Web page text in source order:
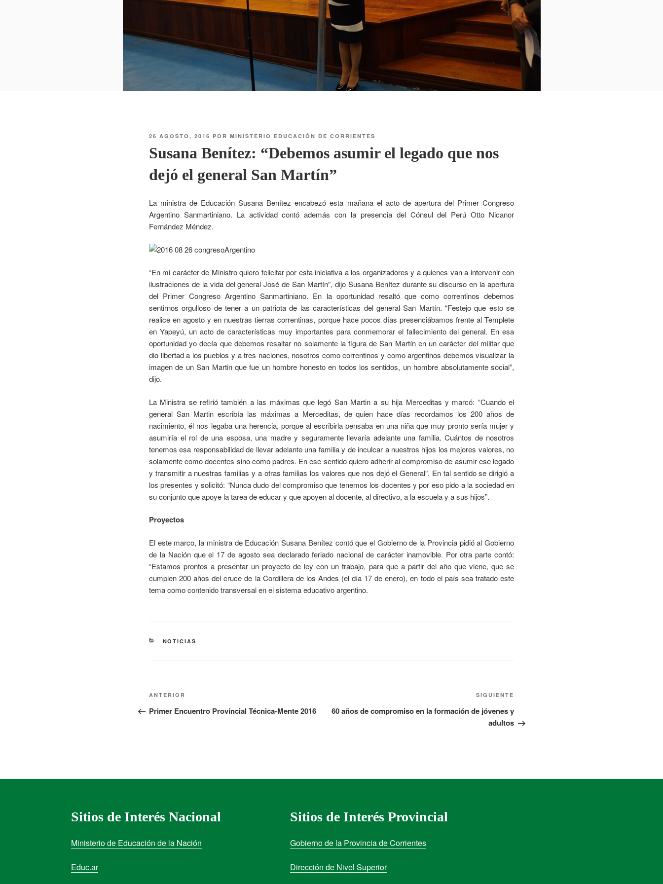
26 AGOSTO, 2016 POR MINISTERIO EDUCACIÓN DE CORRIENTES
Susana Benítez: “Debemos asumir el legado que nos
dejó el general San Martín”
La ministra de Educación Susana Benítez encabezó esta mañana el acto de apertura del Primer Congreso
Argentino Sanmartiniano. La actividad contó además con la presencia del Cónsul del Perú Otto Nicanor
Fernández Méndez.
“En mi carácter de Ministro quiero felicitar por esta iniciativa a los organizadores y a quienes van a intervenir con
ilustraciones de la vida del general José de San Martín”, dijo Susana Benítez durante su discurso en la apertura
del Primer Congreso Argentino Sanmartiniano. En la oportunidad resaltó que como correntinos debemos
sentirnos orgulloso de tener a un patriota de las características del general San Martín. “Festejo que esto se
realice en agosto y en nuestras tierras correntinas, porque hace pocos días presenciábamos frente al Templete
en Yapeyú, un acto de características muy importantes para conmemorar el fallecimiento del general. En esa
oportunidad yo decía que debemos resaltar no solamente la figura de San Martín en un carácter del militar que
dio libertad a los pueblos y a tres naciones, nosotros como correntinos y como argentinos debemos visualizar la
imagen de un San Martin que fue un hombre honesto en todos los sentidos, un hombre absolutamente social”,
dijo.
La Ministra se refirió también a las máximas que legó San Martin a su hija Merceditas y marcó: “Cuando el
general San Martin escribía las máximas a Merceditas, de quien hace días recordamos los 200 años de
nacimiento, él nos legaba una herencia, porque al escribirla pensaba en una niña que muy pronto sería mujer y
asumiría el rol de una esposa, una madre y seguramente llevaría adelante una familia. Cuántos de nosotros
tenemos esa responsabilidad de llevar adelante una familia y de inculcar a nuestros hijos los mejores valores, no
solamente como docentes sino como padres. En ese sentido quiero adherir al compromiso de asumir ese legado
y transmitir a nuestras familias y a otras familias los valores que nos dejó el General”. En tal sentido se dirigió a
los presentes y solicitó: “Nunca dudo del compromiso que tenemos los docentes y por eso pido a la sociedad en
su conjunto que apoye la tarea de educar y que apoyen al docente, al directivo, a la escuela y a sus hijos”.
Proyectos
El este marco, la ministra de Educación Susana Benítez contó que el Gobierno de la Provincia pidió al Gobierno
de la Nación que el 17 de agosto sea declarado feriado nacional de carácter inamovible. Por otra parte contó:
“Estamos prontos a presentar un proyecto de ley con un trabajo, para que a partir del año que viene, que se
cumplen 200 años del cruce de la Cordillera de los Andes (el día 17 de enero), en todo el país sea tratado este
tema como contenido transversal en el sistema educativo argentino.
NOTICIAS
ANTERIOR
Primer Encuentro Provincial Técnica-Mente 2016
SIGUIENTE
60 años de compromiso en la formación de jóvenes y
adultos
Sitios de Interés Nacional
Ministerio de Educación de la Nación
Educ.ar
Sitios de Interés Provincial
Gobierno de la Provincia de Corrientes
Dirección de Nivel Superior